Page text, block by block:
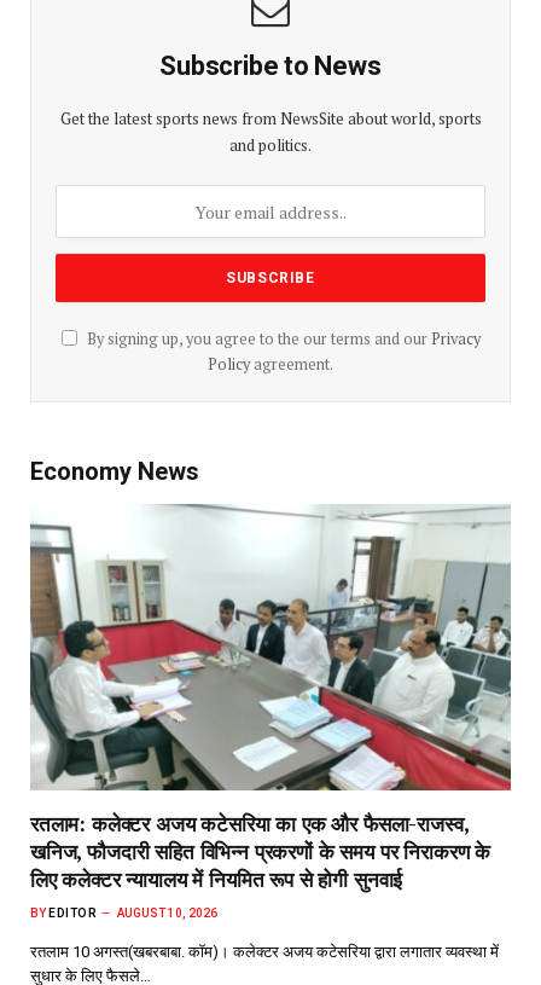
Subscribe to News
Get the latest sports news from NewsSite about world, sports
and politics.
By signing up, you agree to the our terms and our Privacy
Policyagreement.
Economy News
रतलाम: कलेक्टर अजय कटेसरिया का एक और फैसला-राजस्व,
खनिज, फौजदारी सहित विभिन्न प्रकरणों के समय पर निराकरण के
लिए कलेक्टर न्यायालय में नियमित रूप से होगी सुनवाई
BY EDITOR AUGUST 10, 2026
रतलाम 10 अगस्त(खबरबाबा. कॉम)। कलेक्टर अजय कटेसरिया द्वारा लगातार व्यवस्था में
सुधार के लिए फैसले…